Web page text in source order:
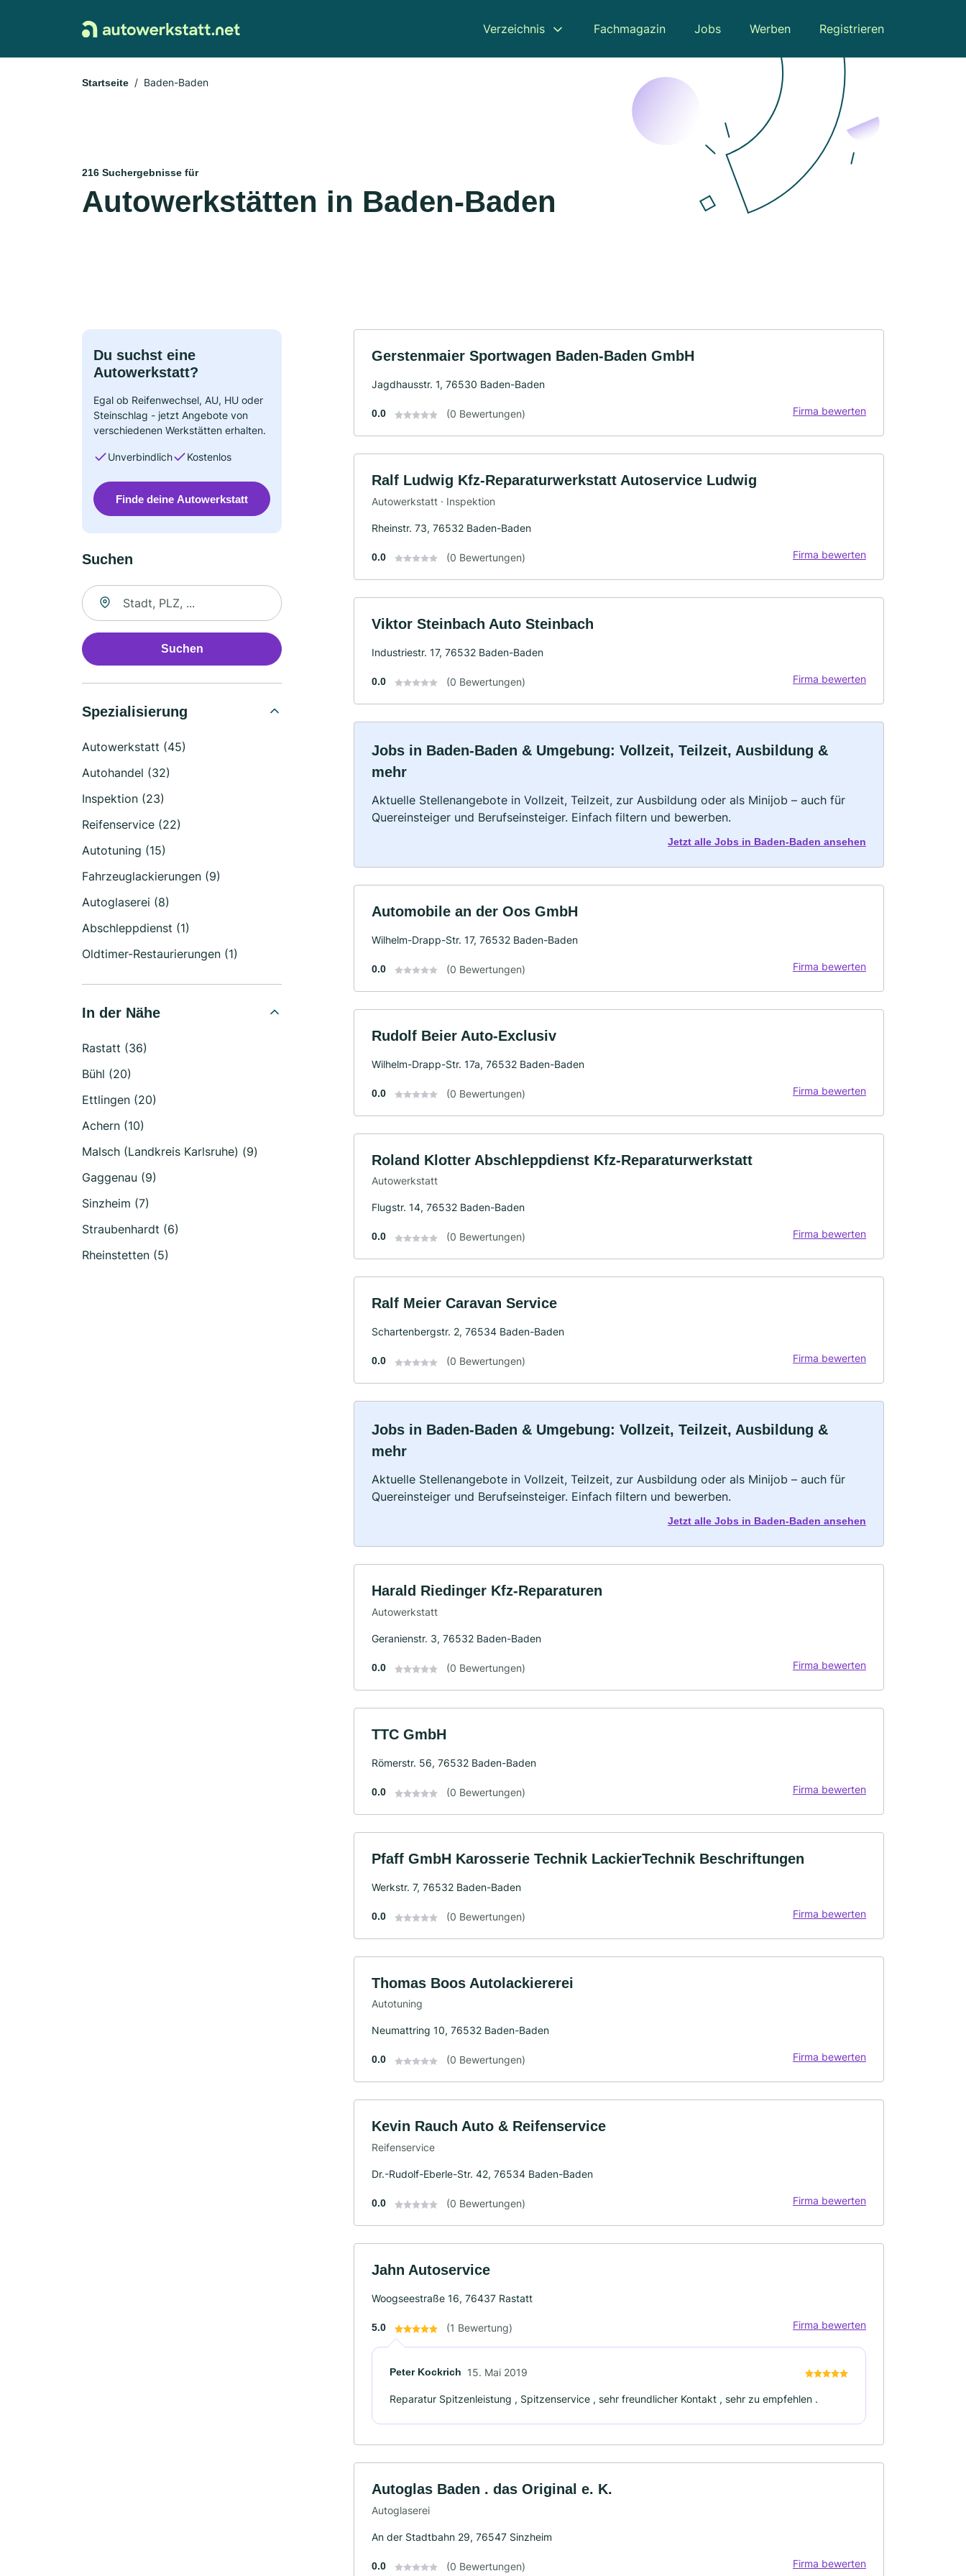
Verzeichnis Fachmagazin Jobs Werben Registrieren
Startseite Baden-Baden
216 Suchergebnisse für
Autowerkstätten in Baden-Baden
Du suchst eine
Autowerkstatt?
Egal ob Reifenwechsel, AU, HU oder
Steinschlag - jetzt Angebote von
verschiedenen Werkstätten erhalten.
Unverbindlich Kostenlos
Finde deine Autowerkstatt
Suchen
Suche nach Ort
Suchen
Spezialisierung
Autowerkstatt (45)
Autohandel (32)
Inspektion (23)
Reifenservice (22)
Autotuning (15)
Fahrzeuglackierungen (9)
Autoglaserei (8)
Abschleppdienst (1)
Oldtimer-Restaurierungen (1)
In der Nähe
Rastatt (36)
Bühl (20)
Ettlingen (20)
Achern (10)
Malsch (Landkreis Karlsruhe) (9)
Gaggenau (9)
Sinzheim (7)
Straubenhardt (6)
Rheinstetten (5)
Gerstenmaier Sportwagen Baden-Baden GmbH
Jagdhausstr. 1, 76530 Baden-Baden
0.0 (0 Bewertungen) Firma bewerten
Ralf Ludwig Kfz-Reparaturwerkstatt Autoservice Ludwig
Autowerkstatt · Inspektion
Rheinstr. 73, 76532 Baden-Baden
0.0 (0 Bewertungen) Firma bewerten
Viktor Steinbach Auto Steinbach
Industriestr. 17, 76532 Baden-Baden
0.0 (0 Bewertungen) Firma bewerten
Jobs in Baden-Baden & Umgebung: Vollzeit, Teilzeit, Ausbildung &
mehr
Aktuelle Stellenangebote in Vollzeit, Teilzeit, zur Ausbildung oder als Minijob – auch für
Quereinsteiger und Berufseinsteiger. Einfach filtern und bewerben.
Jetzt alle Jobs in Baden-Baden ansehen
Automobile an der Oos GmbH
Wilhelm-Drapp-Str. 17, 76532 Baden-Baden
0.0 (0 Bewertungen) Firma bewerten
Rudolf Beier Auto-Exclusiv
Wilhelm-Drapp-Str. 17a, 76532 Baden-Baden
0.0 (0 Bewertungen) Firma bewerten
Roland Klotter Abschleppdienst Kfz-Reparaturwerkstatt
Autowerkstatt
Flugstr. 14, 76532 Baden-Baden
0.0 (0 Bewertungen) Firma bewerten
Ralf Meier Caravan Service
Schartenbergstr. 2, 76534 Baden-Baden
0.0 (0 Bewertungen) Firma bewerten
Jobs in Baden-Baden & Umgebung: Vollzeit, Teilzeit, Ausbildung &
mehr
Aktuelle Stellenangebote in Vollzeit, Teilzeit, zur Ausbildung oder als Minijob – auch für
Quereinsteiger und Berufseinsteiger. Einfach filtern und bewerben.
Jetzt alle Jobs in Baden-Baden ansehen
Harald Riedinger Kfz-Reparaturen
Autowerkstatt
Geranienstr. 3, 76532 Baden-Baden
0.0 (0 Bewertungen) Firma bewerten
TTC GmbH
Römerstr. 56, 76532 Baden-Baden
0.0 (0 Bewertungen) Firma bewerten
Pfaff GmbH Karosserie Technik LackierTechnik Beschriftungen
Werkstr. 7, 76532 Baden-Baden
0.0 (0 Bewertungen) Firma bewerten
Thomas Boos Autolackiererei
Autotuning
Neumattring 10, 76532 Baden-Baden
0.0 (0 Bewertungen) Firma bewerten
Kevin Rauch Auto & Reifenservice
Reifenservice
Dr.-Rudolf-Eberle-Str. 42, 76534 Baden-Baden
0.0 (0 Bewertungen) Firma bewerten
Jahn Autoservice
Woogseestraße 16, 76437 Rastatt
5.0 (1 Bewertung) Firma bewerten
Peter Kockrich 15. Mai 2019
Reparatur Spitzenleistung , Spitzenservice , sehr freundlicher Kontakt , sehr zu empfehlen .
Autoglas Baden . das Original e. K.
Autoglaserei
An der Stadtbahn 29, 76547 Sinzheim
0.0 (0 Bewertungen) Firma bewerten